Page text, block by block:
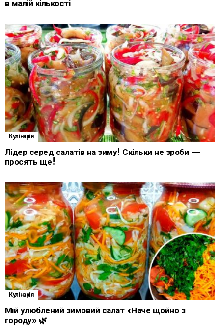
в малій кількості
Кулінарія
Лідер серед салатів на зиму! Скільки не зроби —
просять ще!
Кулінарія
Мій улюблений зимовий салат «Наче щойно з
городу» 🌿